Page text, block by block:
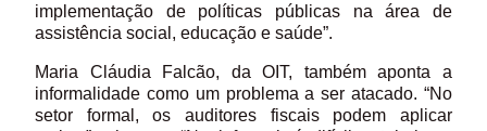
implementação de políticas públicas na área de
assistência social, educação e saúde”.
Maria Cláudia Falcão, da OIT, também aponta a
informalidade como um problema a ser atacado. “No
setor formal, os auditores fiscais podem aplicar